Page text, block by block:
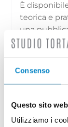
Consenso
Questo sito
Utilizziamo i
È
teorica e
una